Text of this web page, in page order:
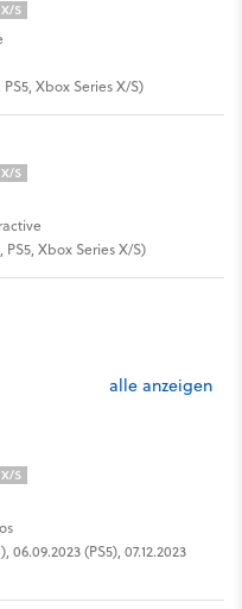
X/S
PS5, Xbox Series X/S)
X/S
PS5, Xbox Series X/S)
alle anzeigen
X/S
06.09.2023 (PS5), 07.12.2023